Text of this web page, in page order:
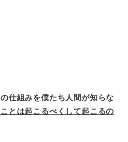
仕組みを僕たち人間が知らな
とは起こるべくして起こるの